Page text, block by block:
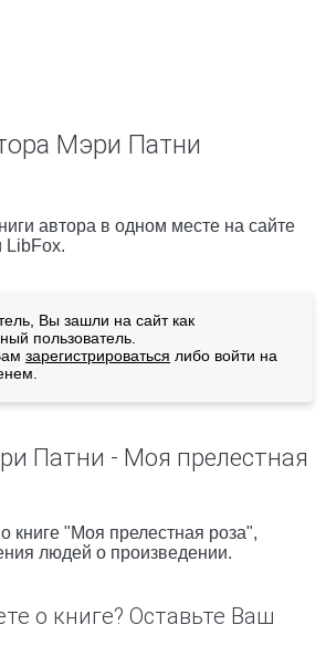
Мэри Патни
автора в одном месте на сайте
LibFox.
Вы зашли на сайт как
пользователь.
зарегистрироваться либо войти на
Патни - Моя прелестная
книге "Моя прелестная роза",
людей о произведении.
о книге? Оставьте Ваш